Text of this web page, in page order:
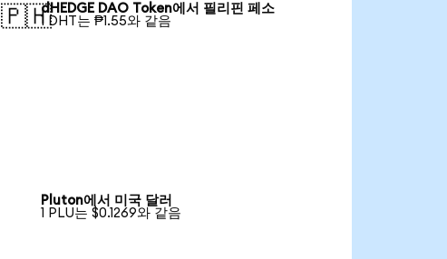
🇵🇭dHEDGE DAO Token에서 필리핀 페소
1 DHT는 ₱1.55와 같음
Pluton에서 미국 달러
1 PLU는 $0.1269와 같음